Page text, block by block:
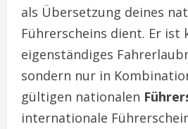
als Übersetzung deines
Führerscheins dient. Er ist
eigenständiges
sondern nur in
gültigen nationalen
internationale